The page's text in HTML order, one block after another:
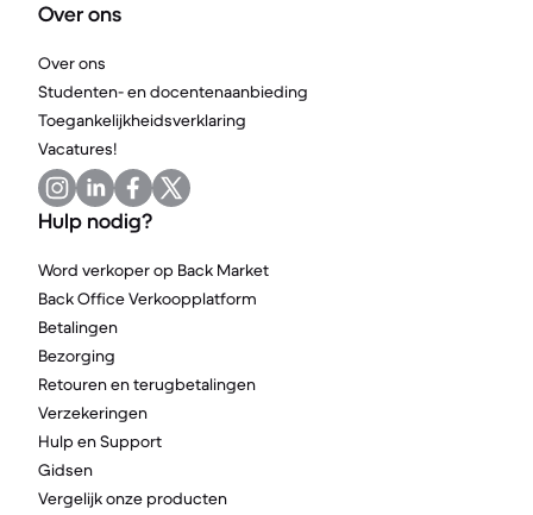
Over ons
Over ons
Studenten- en docentenaanbieding
Toegankelijkheidsverklaring
Vacatures!
Hulp nodig?
Word verkoper op Back Market
Back Office Verkoopplatform
Betalingen
Bezorging
Retouren en terugbetalingen
Verzekeringen
Hulp en Support
Gidsen
Vergelijk onze producten